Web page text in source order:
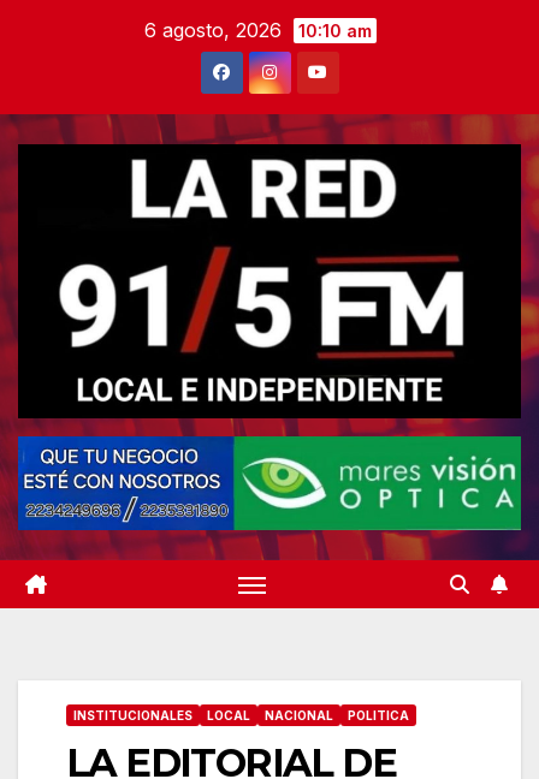
6 agosto, 2026 10:10 am
INSTITUCIONALES LOCAL NACIONAL POLITICA
LA EDITORIAL DE